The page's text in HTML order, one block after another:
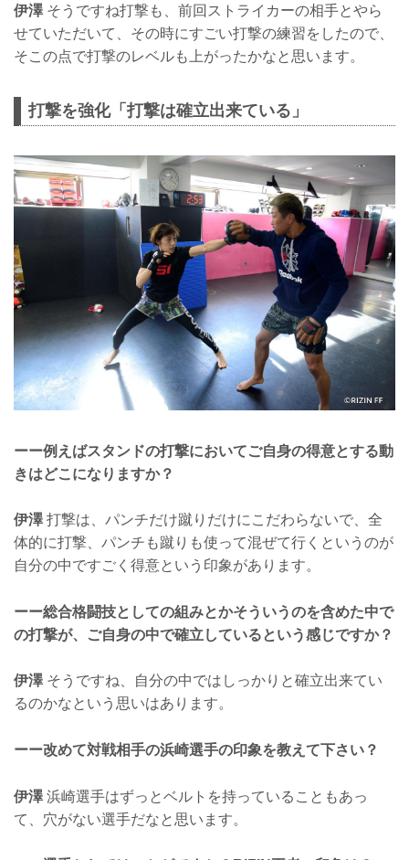
伊澤そうですね打撃も、前回ストライカーの相手とやら
せていただいて、その時にすごい打撃の練習をしたので、
そこの点で打撃のレベルも上がったかなと思います。
打撃を強化「打撃は確立出来ている」
ーー例えばスタンドの打撃においてご自身の得意とする動
きはどこになりますか？
伊澤打撃は、パンチだけ蹴りだけにこだわらないで、全
体的に打撃、パンチも蹴りも使って混ぜて行くというのが
自分の中ですごく得意という印象があります。
ーー総合格闘技としての組みとかそういうのを含めた中で
の打撃が、ご自身の中で確立しているという感じですか？
伊澤そうですね、自分の中ではしっかりと確立出来てい
るのかなという思いはあります。
ーー改めて対戦相手の浜崎選手の印象を教えて下さい？
伊澤浜崎選手はずっとベルトを持っていることもあっ
て、穴がない選手だなと思います。